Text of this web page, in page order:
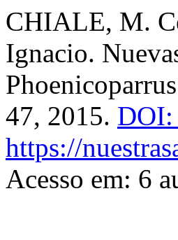
CHIALE, M.
Ignacio.
47, 2015. DOI:
https://
Acesso em: 6